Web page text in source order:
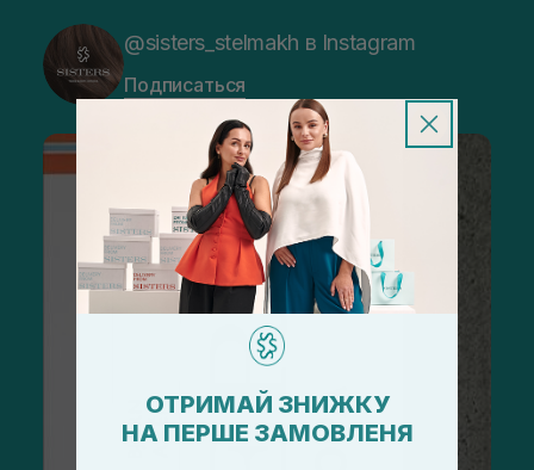
@sisters_stelmakh в Instagram
Подписаться
ОТРИМАЙ ЗНИЖКУ
НА ПЕРШЕ ЗАМОВЛЕНЯ